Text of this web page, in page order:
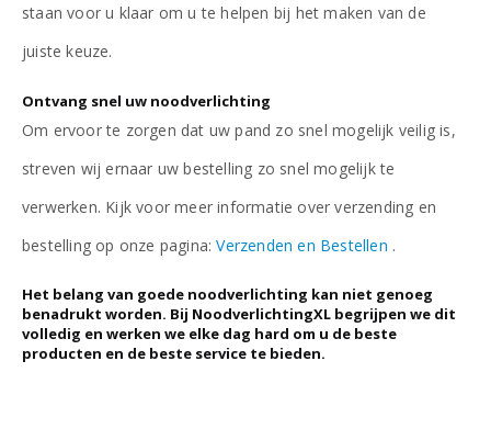
staan voor u klaar om u te helpen bij het maken van de
juiste keuze.
Ontvang snel uw noodverlichting
Om ervoor te zorgen dat uw pand zo snel mogelijk veilig is,
streven wij ernaar uw bestelling zo snel mogelijk te
verwerken. Kijk voor meer informatie over verzending en
bestelling op onze pagina:Verzenden en Bestellen .
Het belang van goede noodverlichting kan niet genoeg
benadrukt worden. Bij NoodverlichtingXL begrijpen we dit
volledig en werken we elke dag hard om u de beste
producten en de beste service te bieden.